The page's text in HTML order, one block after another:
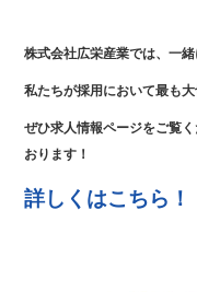
株式会社広栄産業では、一
私たちが採用において最も
ぜひ求人情報ページをご覧
おります！
詳しくはこちら！